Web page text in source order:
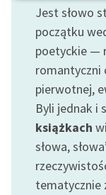
E-kolekcja lektur
szkolnych i
słuchania dla
uczniów z
Feministyczne
Popularyzacja
skandynawskiej
feministycznej
Jest słowo
początku
poetyckie —
romantyczni
pierwotnej,
Byli jednak i
książkach
słowa,
tematycznie